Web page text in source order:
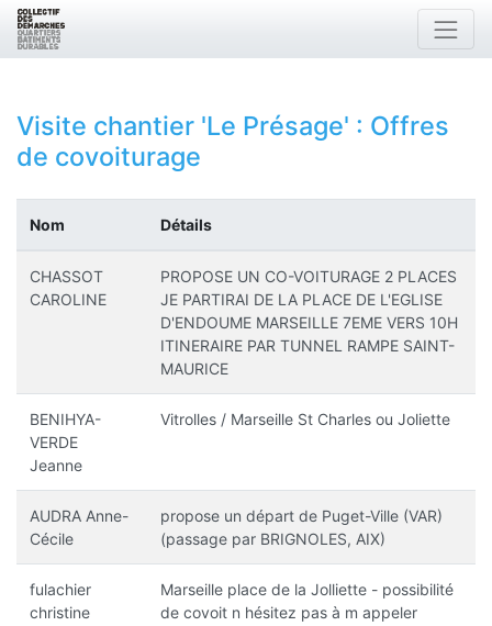
Visite chantier 'Le Présage' : Offres
de covoiturage
Nom Détails
CHASSOT
CAROLINE
PROPOSE UN CO-VOITURAGE 2 PLACES
JE PARTIRAI DE LA PLACE DE L'EGLISE
D'ENDOUME MARSEILLE 7EME VERS 10H
ITINERAIRE PAR TUNNEL RAMPE SAINT-
MAURICE
BENIHYA-
VERDE
Jeanne
Vitrolles / Marseille St Charles ou Joliette
AUDRA Anne-
Cécile
propose un départ de Puget-Ville (VAR)
(passage par BRIGNOLES, AIX)
fulachier
christine
Marseille place de la Jolliette - possibilité
de covoit n hésitez pas à m appeler